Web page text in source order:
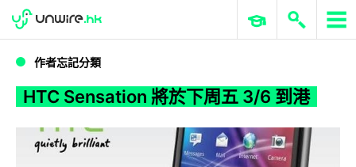
HTC Sensation 將於下周五 3/6 到港
WWDC 2026 ERP 與商業 AI
作者忘記分類
HTC Sensation 將於下周五 3/6 到港